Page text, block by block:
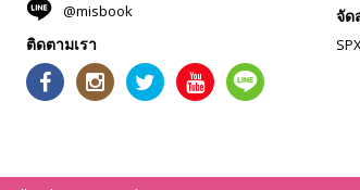
@misbook
ติดตามเรา
จัด